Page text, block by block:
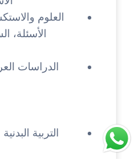
العلوم
الأسئلة،
الدراسات
التربية